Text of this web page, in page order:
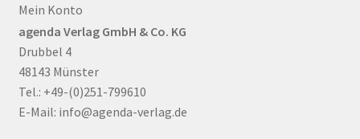
Mein Konto
agenda Verlag GmbH & Co. KG
Drubbel 4
48143 Münster
Tel.: +49-(0)251-799610
E-Mail: info@agenda-verlag.de